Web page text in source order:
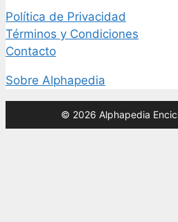
Política de Privacidad
Términos y Condiciones
Contacto
Sobre Alphapedia